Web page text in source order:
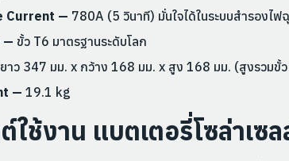
Current — 780A (5 วินาที) มั่นใจได้ในระบบสำรองไฟ
— ขั้ว T6 มาตรฐานระดับโลก
ยาว 347 มม. x กว้าง 168 มม. x สูง 168 มม. (สูงรวมขั้
— 19.1 kg
ใช้งาน แบตเตอรี่โซล่าเซ